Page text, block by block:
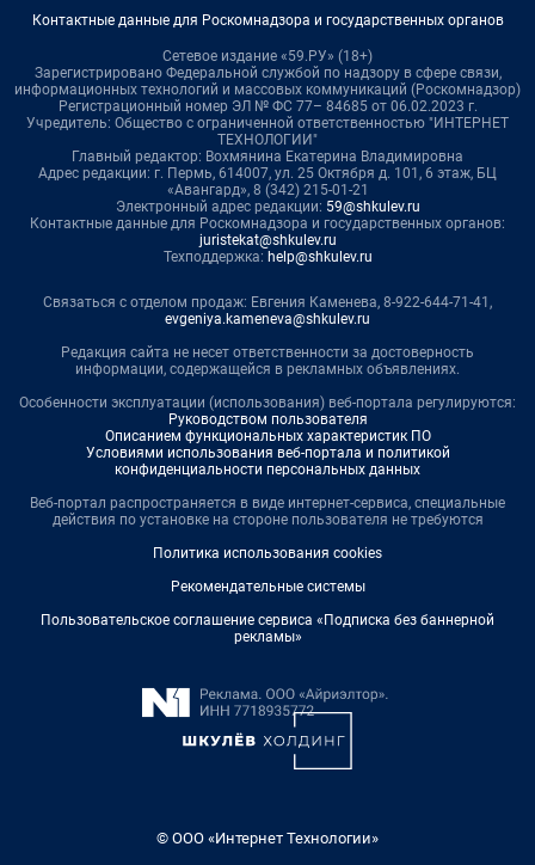
Контактные данные для Роскомнадзора и государственных органов
Сетевое издание «59.РУ» (18+)
Зарегистрировано Федеральной службой по надзору в сфере связи,
информационных технологий и массовых коммуникаций (Роскомнадзор)
Регистрационный номер ЭЛ № ФС 77– 84685 от 06.02.2023 г.
Учредитель: Общество с ограниченной ответственностью "ИНТЕРНЕТ
ТЕХНОЛОГИИ"
Главный редактор: Вохмянина Екатерина Владимировна
Адрес редакции: г. Пермь, 614007, ул. 25 Октября д. 101, 6 этаж, БЦ
«Авангард», 8 (342) 215-01-21
Электронный адрес редакции: 59@shkulev.ru
Контактные данные для Роскомнадзора и государственных органов:
juristekat@shkulev.ru
Техподдержка: help@shkulev.ru
Связаться с отделом продаж: Евгения Каменева, 8-922-644-71-41,
evgeniya.kameneva@shkulev.ru
Редакция сайта не несет ответственности за достоверность
информации, содержащейся в рекламных объявлениях.
Особенности эксплуатации (использования) веб-портала регулируются:
Руководством пользователя
Описанием функциональных характеристик ПО
Условиями использования веб-портала и политикой
конфиденциальности персональных данных
Веб-портал распространяется в виде интернет-сервиса, специальные
действия по установке на стороне пользователя не требуются
Политика использования cookies
Рекомендательные системы
Пользовательское соглашение сервиса «Подписка без баннерной
рекламы»
© ООО «Интернет Технологии»